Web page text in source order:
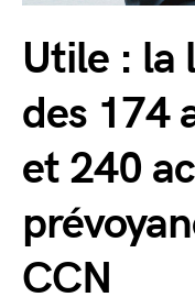
Utile : la
des 174
et 240
CCN